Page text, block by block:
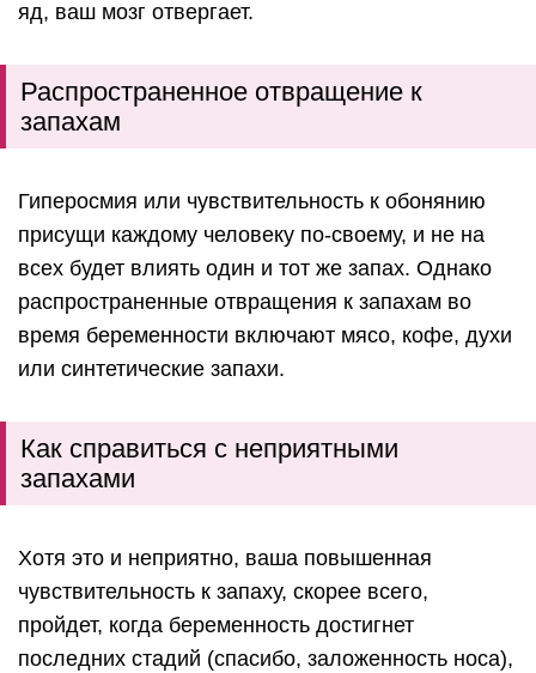
яд, ваш мозг отвергает.
Распространенное отвращение к
запахам
Гиперосмия или чувствительность к обонянию
присущи каждому человеку по-своему, и не на
всех будет влиять один и тот же запах. Однако
распространенные отвращения к запахам во
время беременности включают мясо, кофе, духи
или синтетические запахи.
Как справиться с неприятными
запахами
Хотя это и неприятно, ваша повышенная
чувствительность к запаху, скорее всего,
пройдет, когда беременность достигнет
последних стадий (спасибо, заложенность носа),